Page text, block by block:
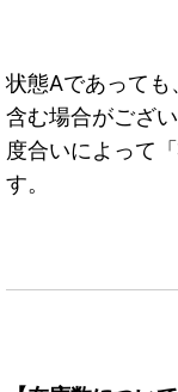
状態Aであっても
含む場合がござ
度合いによって
す。